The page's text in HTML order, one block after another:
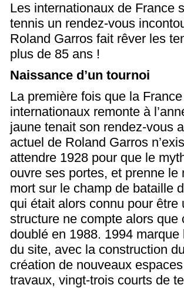
Les internationaux de France
tennis un rendez-vous
Roland Garros fait rêver les
plus de 85 ans !
Naissance d’un tournoi
La première fois que la
internationaux remonte à
jaune tenait son rendez-vous
actuel de Roland Garros
attendre 1928 pour que le
ouvre ses portes, et prenne le
mort sur le champ de bataille
qui était alors connu pour
structure ne compte alors
doublé en 1988. 1994
du site, avec la construction
création de nouveaux
travaux, vingt-trois courts de